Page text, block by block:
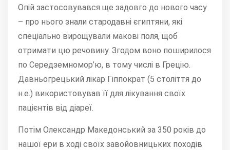
Опій застосовувався ще задовго до нового часу
– про нього знали стародавні єгиптяни, які
спеціально вирощували макові поля, щоб
отримати цю речовину. Згодом воно поширилося
по Середземномор’ю, в тому числі в Грецію.
Давньогрецький лікар Гіппократ (5 століття до
н.е.) використовував її для лікування своїх
пацієнтів від діареї.
Потім Олександр Македонський за 350 років до
нашої ери в ході своїх завойовницьких походів